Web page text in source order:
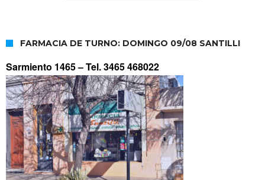
FARMACIA DE TURNO: DOMINGO 09/08 SANTILLI
Sarmiento 1465 –Tel. 3465 468022